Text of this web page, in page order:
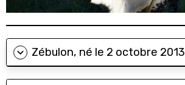
Zébulon, né le 2 octobre 2013